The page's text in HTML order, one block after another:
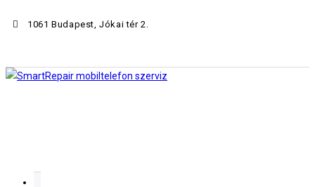
1061 Budapest, Jókai tér 2.